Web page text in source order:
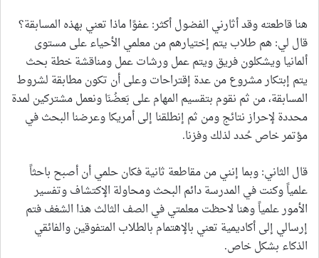
هنا قاطعته وقد أثارني الفضول أكثر: عفوًا ماذا تعني بهذه المسابقة؟
قال لي: هم طلاب يتم إختيارهم من معلمي الأحياء على مستوى
ألمانيا ويشكلون فريق ويتم عمل ورشات عمل ومناقشة خطة بحث
يتم إبتكار مشروع من عدة إقتراحات وعلى أن تكون مطابقة لشروط
المسابقة، من ثم نقوم بتقسيم المهام على بَعضُنَا ونعمل مشتركين لمدة
محددة لإحراز نتائج ومن ثم إنطلقنا إلى أمريكا وعرضنا البحث في
مؤتمر خاص حُدد لذلك وفزنا.
قال الثاني: وبما إنني من مقاطعة ثانية فكان حلمي أن أصبح باحثاً
علمياً وكنت في المدرسة دائم البحث ومحاولة الإكتشاف وتفسير
الأمور علمياً وهنا لاحظت معلمتي في الصف الثالث هذا الشغف فتم
إرسالي إلى أكاديمية تعني بالإهتمام بالطلاب المتفوقين والفائقي
الذكاء بشكل خاص.